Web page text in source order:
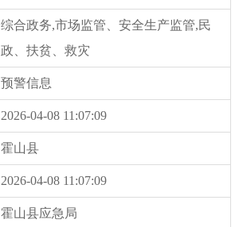
综合政务,市场监管、安全生产监管,民
政、扶贫、救灾
预警信息
2026-04-08 11:07:09
霍山县
2026-04-08 11:07:09
霍山县应急局